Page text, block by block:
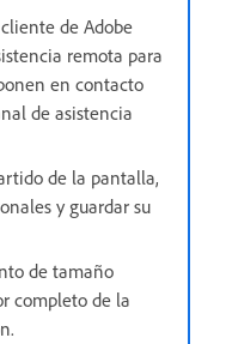
de Adobe
remota para
en contacto
de asistencia
de la pantalla,
y guardar su
de tamaño
completo de la